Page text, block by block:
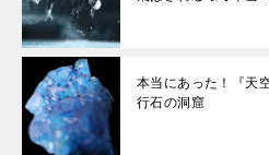
本当にあった！『天
行石の洞窟